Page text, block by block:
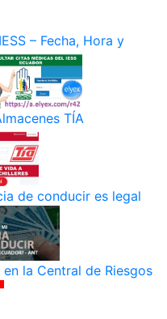
– Fecha, Hora y
TÍA
de conducir es legal
la Central de Riesgos